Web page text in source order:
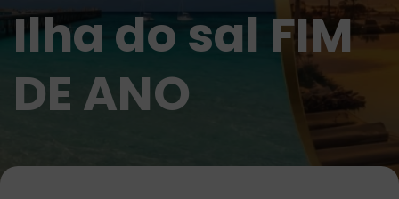
Ilha do sal FIM
DE ANO